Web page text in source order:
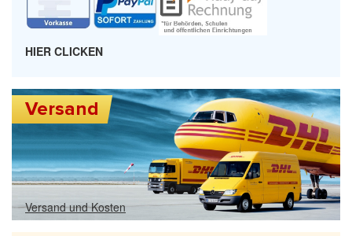
HIER CLICKEN
Versand
Versand und Kosten